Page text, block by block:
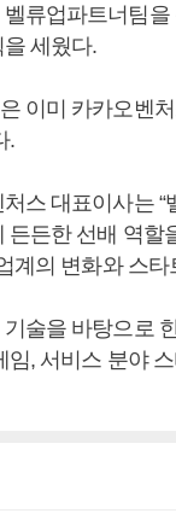
류업파트너팀
세웠다.
이미 카카오벤
.
스 대표이사는
든한 선배 역할
계의 변화와 스
술을 바탕으로
임, 서비스 분야